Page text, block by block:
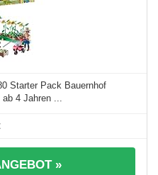
Starter Pack Bauernhof
4 Jahren ...
»